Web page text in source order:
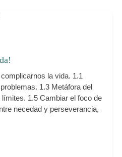
la vida. 1.1
1.3 Metáfora del
1.5 Cambiar el foco de
necedad y perseverancia,